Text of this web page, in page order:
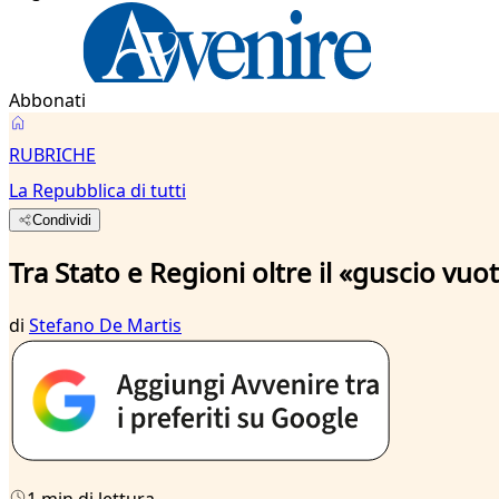
Abbonati
RUBRICHE
La Repubblica di tutti
Condividi
Tra Stato e Regioni oltre il «guscio
di Stefano De Martis